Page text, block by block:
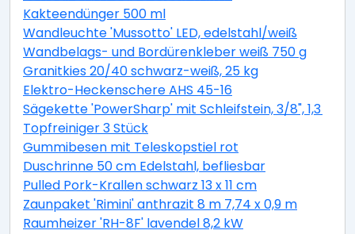
Kakteendünger 500 ml
Wandleuchte 'Mussotto' LED, edelstahl/weiß
Wandbelags- und Bordürenkleber weiß 750 g
Granitkies 20/40 schwarz-weiß, 25 kg
Elektro-Heckenschere AHS 45-16
Sägekette 'PowerSharp' mit Schleifstein, 3/8", 1,3
Topfreiniger 3 Stück
Gummibesen mit Teleskopstiel rot
Duschrinne 50 cm Edelstahl, befliesbar
Pulled Pork-Krallen schwarz 13 x 11 cm
Zaunpaket 'Rimini' anthrazit 8 m 7,74 x 0,9 m
Raumheizer 'RH-8F' lavendel 8,2 kW